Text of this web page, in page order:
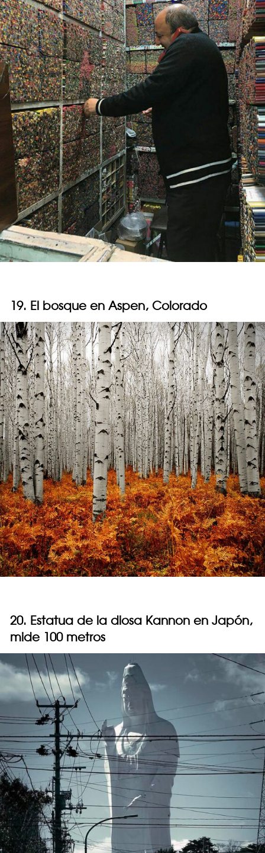
19. El bosque en Aspen, Colorado
20. Estatua de la diosa Kannon en Japón,
mide 100 metros